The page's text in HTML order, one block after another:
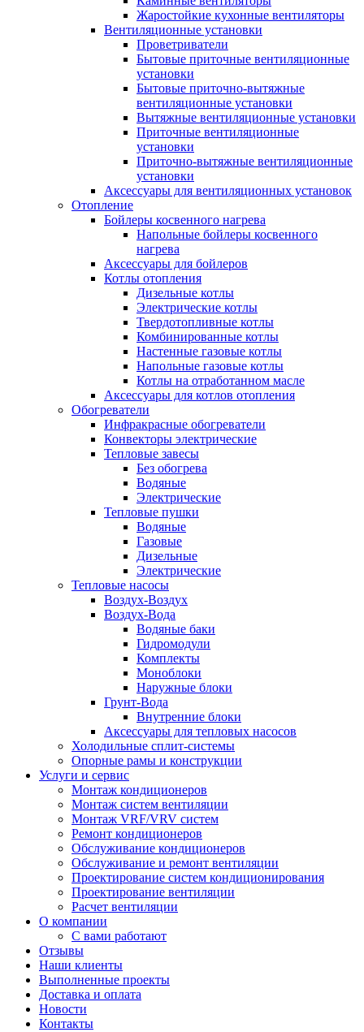
Жаростойкие кухонные вентиляторы
Вентиляционные установки
Проветриватели
Бытовые приточные вентиляционные
установки
Бытовые приточно-вытяжные
вентиляционные установки
Вытяжные вентиляционные установки
Приточные вентиляционные
установки
Приточно-вытяжные вентиляционные
установки
Аксессуары для вентиляционных установок
Отопление
Бойлеры косвенного нагрева
Напольные бойлеры косвенного
нагрева
Аксессуары для бойлеров
Котлы отопления
Дизельные котлы
Электрические котлы
Твердотопливные котлы
Комбинированные котлы
Настенные газовые котлы
Напольные газовые котлы
Котлы на отработанном масле
Аксессуары для котлов отопления
Обогреватели
Инфракрасные обогреватели
Конвекторы электрические
Тепловые завесы
Без обогрева
Водяные
Электрические
Тепловые пушки
Водяные
Газовые
Дизельные
Электрические
Тепловые насосы
Воздух-Воздух
Воздух-Вода
Водяные баки
Гидромодули
Комплекты
Моноблоки
Наружные блоки
Грунт-Вода
Внутренние блоки
Аксессуары для тепловых насосов
Холодильные сплит-системы
Опорные рамы и конструкции
Услуги и сервис
Монтаж кондиционеров
Монтаж систем вентиляции
Монтаж VRF/VRV систем
Ремонт кондиционеров
Обслуживание кондиционеров
Обслуживание и ремонт вентиляции
Проектирование систем кондиционирования
Проектирование вентиляции
Расчет вентиляции
О компании
С вами работают
Отзывы
Наши клиенты
Выполненные проекты
Доставка и оплата
Новости
Контакты